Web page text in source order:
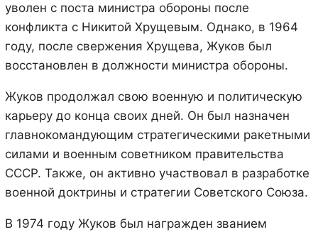
уволен с поста министра обороны после
конфликта с Никитой Хрущевым. Однако, в 1964
году, после свержения Хрущева, Жуков был
восстановлен в должности министра обороны.
Жуков продолжал свою военную и политическую
карьеру до конца своих дней. Он был назначен
главнокомандующим стратегическими ракетными
силами и военным советником правительства
СССР. Также, он активно участвовал в разработке
военной доктрины и стратегии Советского Союза.
В 1974 году Жуков был награжден званием